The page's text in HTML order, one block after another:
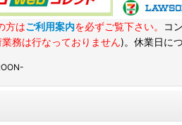
方はご利用案内を必ずご覧下さい。
コ
務は行なっておりません)。休業日に